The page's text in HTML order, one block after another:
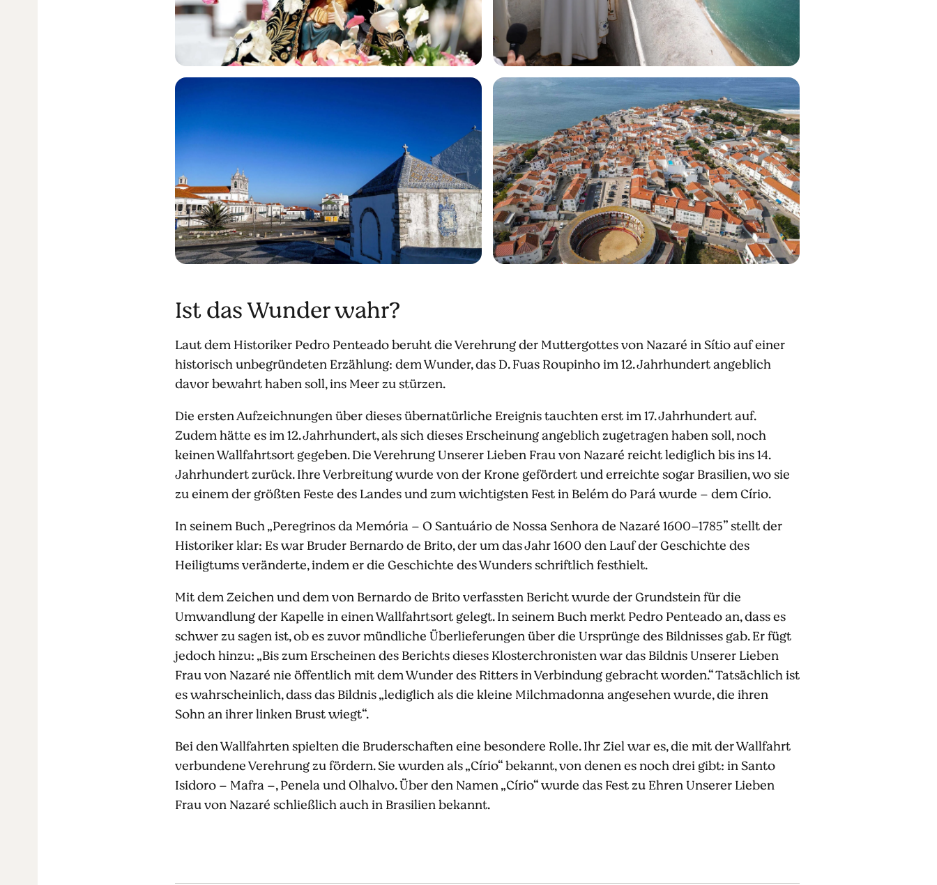
Ist das Wunder wahr?
Laut dem Historiker Pedro Penteado beruht die Verehrung der Muttergottes von Nazaré in Sítio auf einer
historisch unbegründeten Erzählung: dem Wunder, das D. Fuas Roupinho im 12. Jahrhundert angeblich
davor bewahrt haben soll, ins Meer zu stürzen.
Die ersten Aufzeichnungen über dieses übernatürliche Ereignis tauchten erst im 17. Jahrhundert auf.
Zudem hätte es im 12. Jahrhundert, als sich dieses Erscheinung angeblich zugetragen haben soll, noch
keinen Wallfahrtsort gegeben. Die Verehrung Unserer Lieben Frau von Nazaré reicht lediglich bis ins 14.
Jahrhundert zurück. Ihre Verbreitung wurde von der Krone gefördert und erreichte sogar Brasilien, wo sie
zu einem der größten Feste des Landes und zum wichtigsten Fest in Belém do Pará wurde – dem Círio.
In seinem Buch „Peregrinos da Memória – O Santuário de Nossa Senhora de Nazaré 1600–1785” stellt der
Historiker klar: Es war Bruder Bernardo de Brito, der um das Jahr 1600 den Lauf der Geschichte des
Heiligtums veränderte, indem er die Geschichte des Wunders schriftlich festhielt.
Mit dem Zeichen und dem von Bernardo de Brito verfassten Bericht wurde der Grundstein für die
Umwandlung der Kapelle in einen Wallfahrtsort gelegt. In seinem Buch merkt Pedro Penteado an, dass es
schwer zu sagen ist, ob es zuvor mündliche Überlieferungen über die Ursprünge des Bildnisses gab. Er fügt
jedoch hinzu: „Bis zum Erscheinen des Berichts dieses Klosterchronisten war das Bildnis Unserer Lieben
Frau von Nazaré nie öffentlich mit dem Wunder des Ritters in Verbindung gebracht worden.“ Tatsächlich ist
es wahrscheinlich, dass das Bildnis „lediglich als die kleine Milchmadonna angesehen wurde, die ihren
Sohn an ihrer linken Brust wiegt“.
Bei den Wallfahrten spielten die Bruderschaften eine besondere Rolle. Ihr Ziel war es, die mit der Wallfahrt
verbundene Verehrung zu fördern. Sie wurden als „Círio“ bekannt, von denen es noch drei gibt: in Santo
Isidoro – Mafra –, Penela und Olhalvo. Über den Namen „Círio“ wurde das Fest zu Ehren Unserer Lieben
Frau von Nazaré schließlich auch in Brasilien bekannt.